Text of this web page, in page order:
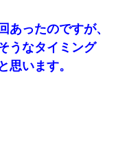
信じられない言葉を受
ちゃった～｣とか毎日兄
あったのですが、
うなタイミング
思います。